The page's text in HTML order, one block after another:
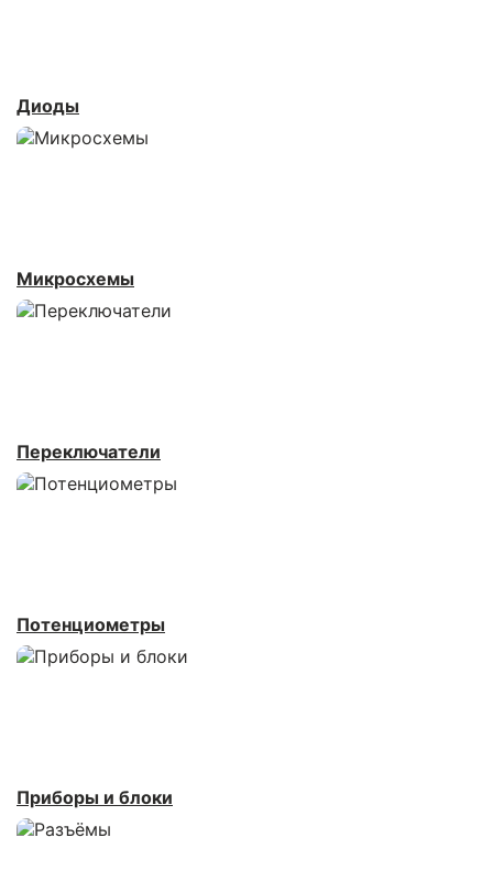
Диоды
Микросхемы
Переключатели
Потенциометры
Приборы и блоки